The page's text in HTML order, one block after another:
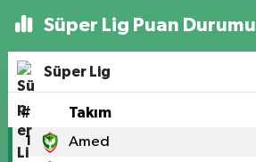
Süper Lig Puan Durumu
Süper Lig
# Takım
1 Amed